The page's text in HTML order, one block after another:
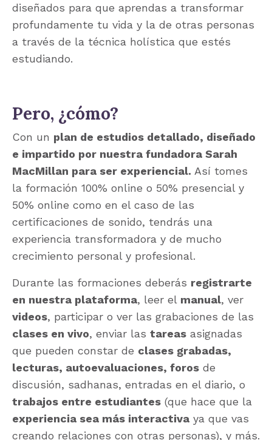
diseñados para que aprendas a transformar
profundamente tu vida y la de otras personas
a través de la técnica holística que estés
estudiando.
Pero, ¿cómo?
Con un plan de estudios detallado, diseñado
e impartido por nuestra fundadora Sarah
MacMillan para ser experiencial. Así tomes
la formación 100% online o 50% presencial y
50% online como en el caso de las
certificaciones de sonido, tendrás una
experiencia transformadora y de mucho
crecimiento personal y profesional.
Durante las formaciones deberás registrarte
en nuestra plataforma, leer el manual, ver
videos, participar o ver las grabaciones de las
clases en vivo, enviar las tareas asignadas
que pueden constar de clases grabadas,
lecturas, autoevaluaciones, foros de
discusión, sadhanas, entradas en el diario, o
trabajos entre estudiantes (que hace que la
experiencia sea más interactiva ya que vas
creando relaciones con otras personas), y más.